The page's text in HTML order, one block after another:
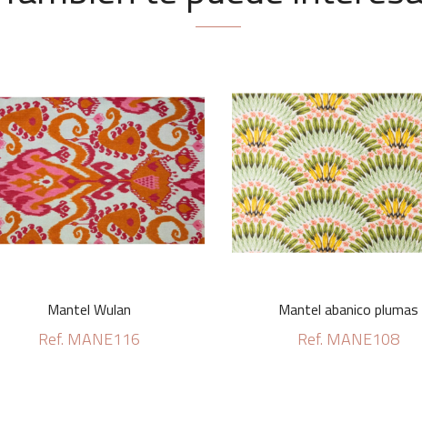
Mantel Wulan
Ref. MANE116
Mantel abanico plumas
Ref. MANE108